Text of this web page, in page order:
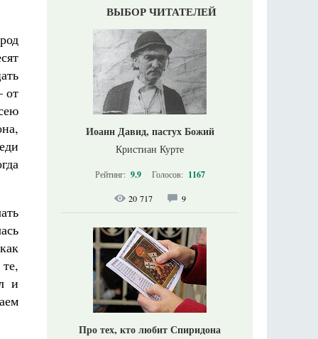
от
и
ВЫБОР ЧИТАТЕЛЕЙ
Иоанн Давид, пастух Божий
Кристиан Курте
Рейтинг: 9.9 Голосов: 1167
20 717 9
Про тех, кто любит Спиридона